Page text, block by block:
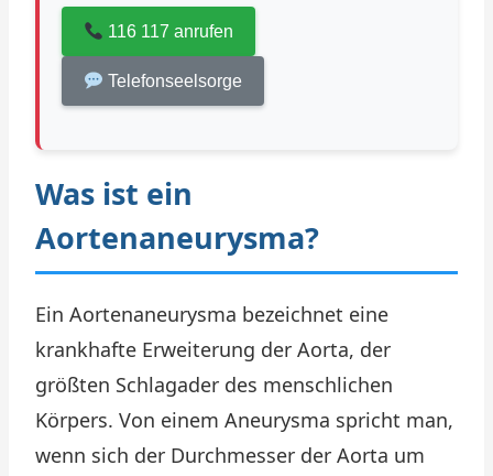
116 117 anrufen
Telefonseelsorge
Was ist ein
Aortenaneurysma?
Ein Aortenaneurysma bezeichnet eine
krankhafte Erweiterung der Aorta, der
größten Schlagader des menschlichen
Körpers. Von einem Aneurysma spricht man,
wenn sich der Durchmesser der Aorta um